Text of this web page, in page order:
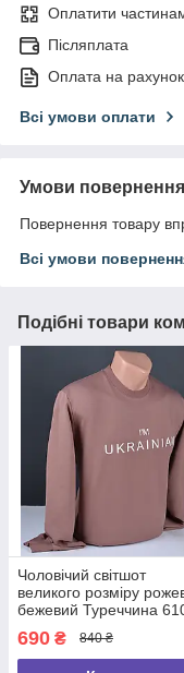
Оплатити
Післяплата
Оплата на рахунок
Всі умови оплати
Умови повернення
Повернення товару
Всі умови
Подібні товари
Чоловічий світшот
великого розміру
бежевий Туреччина
690 ₴ 840 ₴